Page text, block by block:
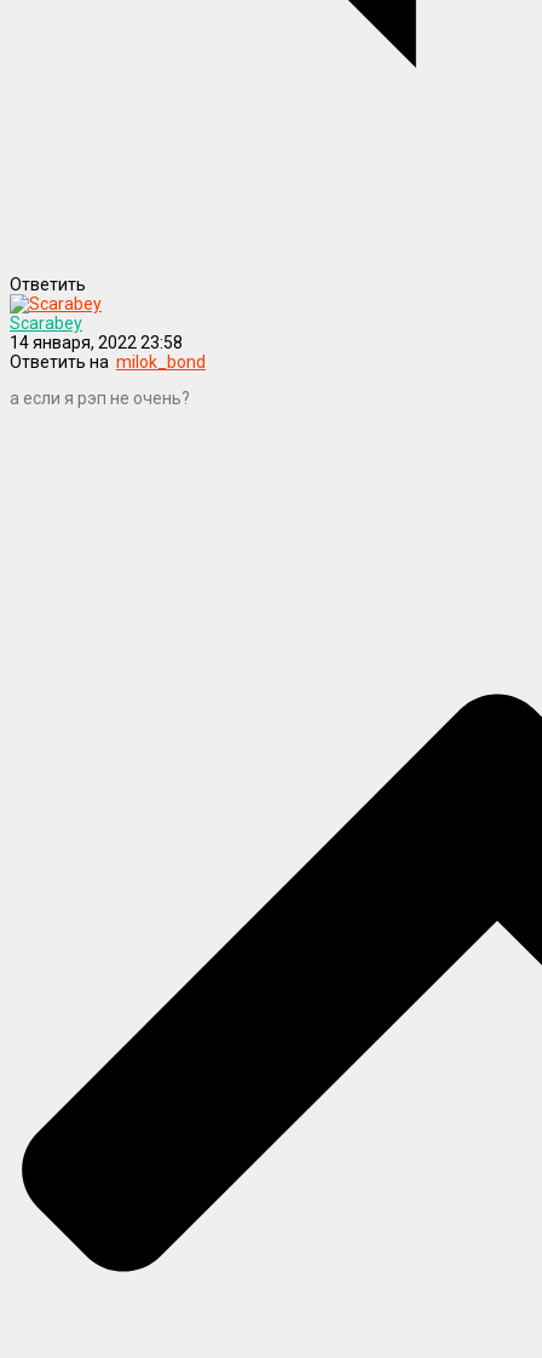
Ответить
Scarabey
14 января, 2022 23:58
Ответить на milok_bond
а если я рэп не очень?